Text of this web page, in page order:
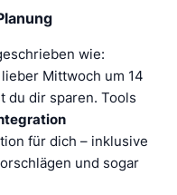
wie:
Mittwoch um 14
du dir sparen. Tools
für dich – inklusive
und sogar